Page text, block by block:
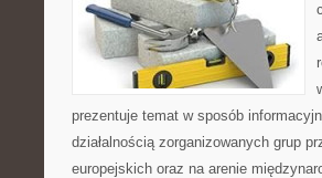
prezentuje temat w sposób
działalnością zorganizowanych grup
europejskich oraz na arenie